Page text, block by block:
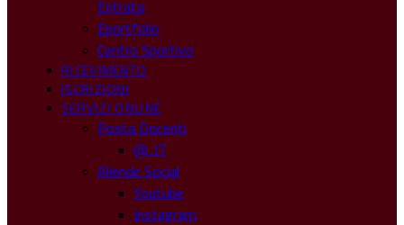
Entrata
Eportfolio
Centro Sportivo
RICEVIMENTO
ISCRIZIONI
SERVIZI ONLINE
Posta Docenti
@ .IT
Allende Social
Youtube
Instagram